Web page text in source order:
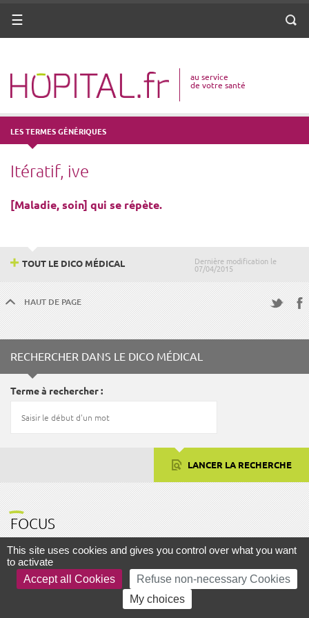
ANNUAIRE
VOTRE SANTÉ
DROITS & DÉMARCHES
MISSIONS
MÉTIERS
Menu
au service
de votre santé
LES TERMES GÉNÉRIQUES
Itératif, ive
[Maladie, soin] qui se répète.
Dernière modification le
07/04/2015
TOUT LE DICO MÉDICAL
HAUT DE PAGE
RECHERCHER DANS LE DICO MÉDICAL
Terme à rechercher
LANCER LA RECHERCHE
FOCUS
PLAN DU SITE MENTIONS LÉGALES
This site uses cookies and gives you control over what you want
to activate
Accept all Cookies
Refuse non-necessary Cookies
My choices